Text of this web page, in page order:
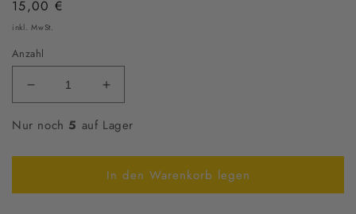
Normaler
Preis
15,00 €
inkl. MwSt.
Anzahl
Verringere
die
Menge
Sedus
Besprechungsstuhl
Erhöhe
die
Menge
Sedus
Paris
Besprechungsstuhl
Nur noch 5 auf Lager
In den Warenkorb legen